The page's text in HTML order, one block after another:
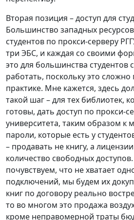
Вторая позиция – доступ для
Большинство западных
студентов по прокси-серверу
три ЭБС, и каждая со своими
это для большинства студентов
работать, поскольку это
практике. Мне кажется, здесь
такой шаг – для тех библиотек,
готовы, дать доступ по прокси-
университета, таким образом к
пароли, которые есть у
– продавать не книгу, а
количество свободных
почувствуем, что не хватает
подключений, мы будем их
книг по договору реально
то во многом это продажа
кроме неправомерной траты